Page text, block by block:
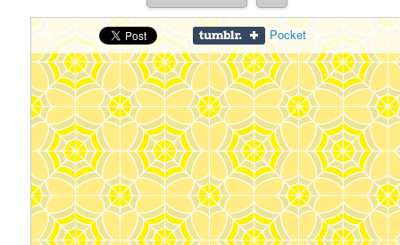
Pocket